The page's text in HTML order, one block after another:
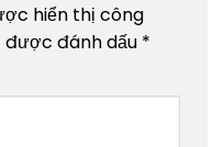
hiển thị công
đánh dấu *